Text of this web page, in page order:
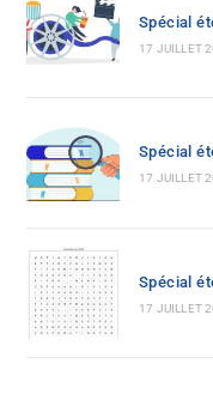
Spécial
17 JUILLET
Spécial
17 JUILLET
Spécial
17 JUILLET